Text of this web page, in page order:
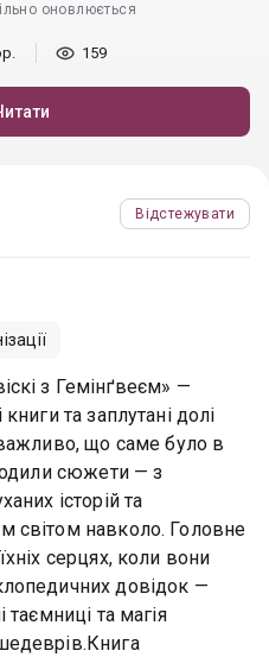
оновлюється
159
Відстежувати
з Гемінґвеєм» —
та заплутані долі
що саме було в
сюжети — з
історій та
світом навколо. Головне
серцях, коли вони
довідок —
таємниці та магія